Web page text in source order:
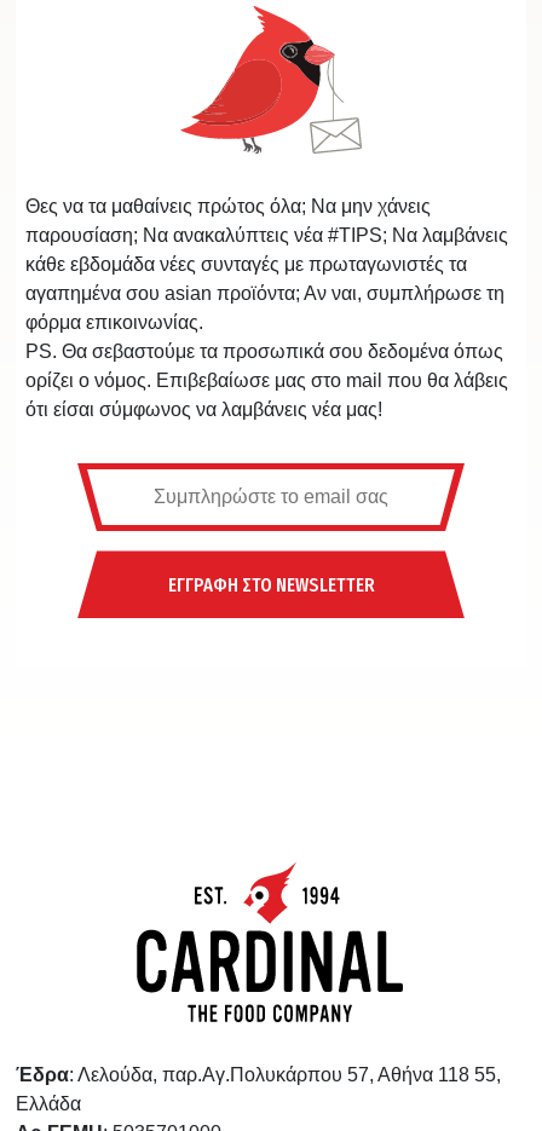
Θες να τα μαθαίνεις πρώτος όλα; Να μην χάνεις
παρουσίαση; Να ανακαλύπτεις νέα #TIPS; Να λαμβάνεις
κάθε εβδομάδα νέες συνταγές με πρωταγωνιστές τα
αγαπημένα σου asian προϊόντα; Αν ναι, συμπλήρωσε τη
φόρμα επικοινωνίας.
PS. Θα σεβαστούμε τα προσωπικά σου δεδομένα όπως
ορίζει ο νόμος. Επιβεβαίωσε μας στο mail που θα λάβεις
ότι είσαι σύμφωνος να λαμβάνεις νέα μας!
ΕΓΓΡΑΦΗ ΣΤΟ NEWSLETTER
Έδρα: Λελούδα, παρ.Αγ.Πολυκάρπου 57, Αθήνα 118 55,
Ελλάδα